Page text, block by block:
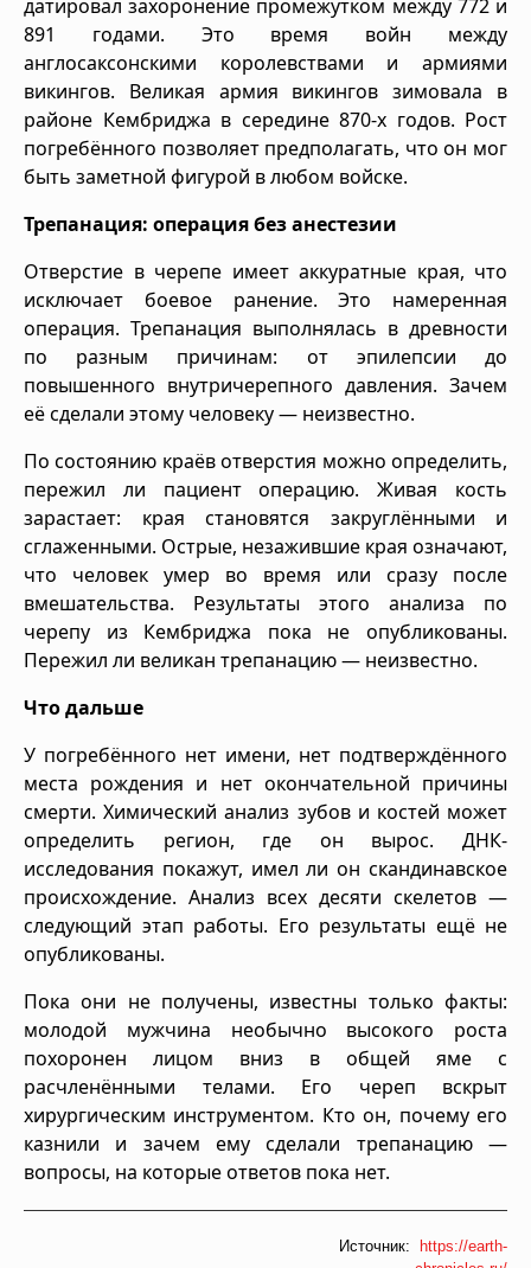
датировал захоронение промежутком между 772 и
891 годами. Это время войн между
англосаксонскими королевствами и армиями
викингов. Великая армия викингов зимовала в
районе Кембриджа в середине 870-х годов. Рост
погребённого позволяет предполагать, что он мог
быть заметной фигурой в любом войске.
Трепанация: операция без анестезии
Отверстие в черепе имеет аккуратные края, что
исключает боевое ранение. Это намеренная
операция. Трепанация выполнялась в древности
по разным причинам: от эпилепсии до
повышенного внутричерепного давления. Зачем
её сделали этому человеку — неизвестно.
По состоянию краёв отверстия можно определить,
пережил ли пациент операцию. Живая кость
зарастает: края становятся закруглёнными и
сглаженными. Острые, незажившие края означают,
что человек умер во время или сразу после
вмешательства. Результаты этого анализа по
черепу из Кембриджа пока не опубликованы.
Пережил ли великан трепанацию — неизвестно.
Что дальше
У погребённого нет имени, нет подтверждённого
места рождения и нет окончательной причины
смерти. Химический анализ зубов и костей может
определить регион, где он вырос. ДНК-
исследования покажут, имел ли он скандинавское
происхождение. Анализ всех десяти скелетов —
следующий этап работы. Его результаты ещё не
опубликованы.
Пока они не получены, известны только факты:
молодой мужчина необычно высокого роста
похоронен лицом вниз в общей яме с
расчленёнными телами. Его череп вскрыт
хирургическим инструментом. Кто он, почему его
казнили и зачем ему сделали трепанацию —
вопросы, на которые ответов пока нет.
Источник:
https://earth-